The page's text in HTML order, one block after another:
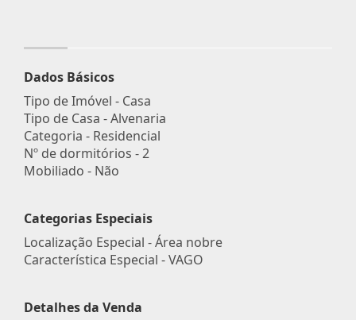
Dados Básicos
Tipo de Imóvel - Casa
Tipo de Casa - Alvenaria
Categoria - Residencial
Nº de dormitórios - 2
Mobiliado - Não
Categorias Especiais
Localização Especial - Área nobre
Característica Especial - VAGO
Detalhes da Venda